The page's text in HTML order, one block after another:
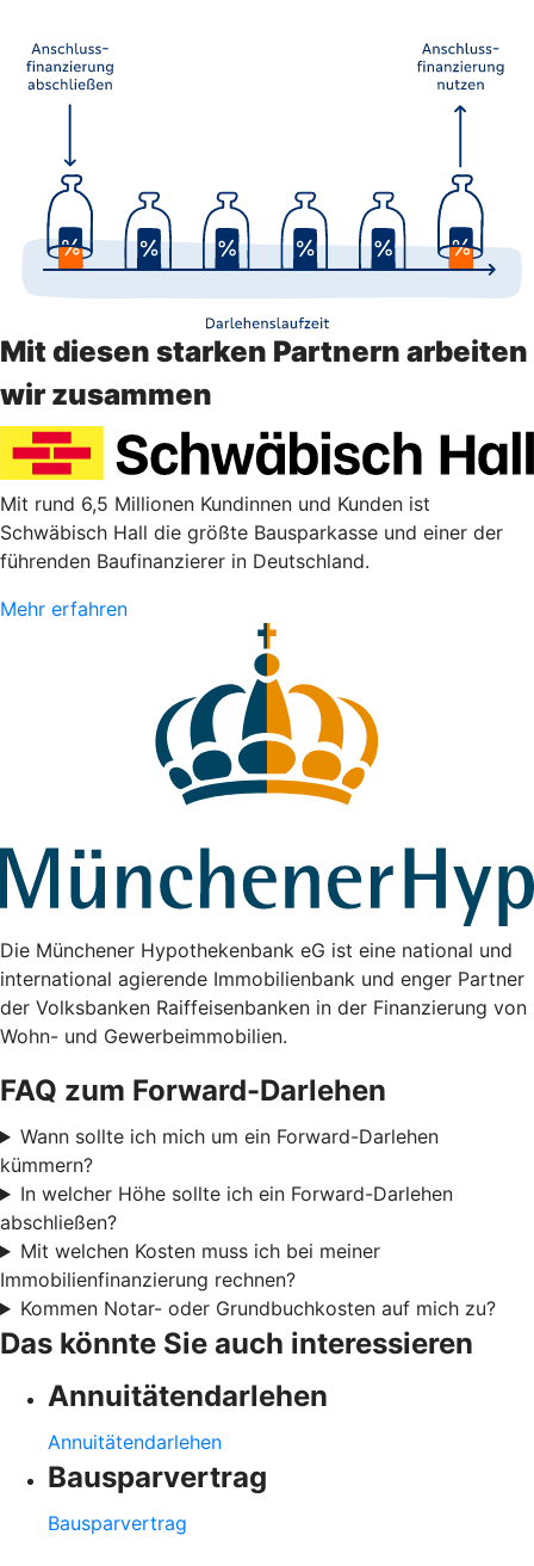
Mit diesen starken Partnern arbeiten
wir zusammen
Mit rund 6,5 Millionen Kundinnen und Kunden ist
Schwäbisch Hall die größte Bausparkasse und einer der
führenden Baufinanzierer in Deutschland.
Mehr erfahren
Die Münchener Hypothekenbank eG ist eine national und
international agierende Immobilienbank und enger Partner
der Volksbanken Raiffeisenbanken in der Finanzierung von
Wohn- und Gewerbeimmobilien.
FAQ zum Forward-Darlehen
Wann sollte ich mich um ein Forward-Darlehen
kümmern?
In welcher Höhe sollte ich ein Forward-Darlehen
abschließen?
Mit welchen Kosten muss ich bei meiner
Immobilienfinanzierung rechnen?
Kommen Notar- oder Grundbuchkosten auf mich zu?
Das könnte Sie auch interessieren
Annuitätendarlehen
Annuitätendarlehen
Bausparvertrag
Bausparvertrag